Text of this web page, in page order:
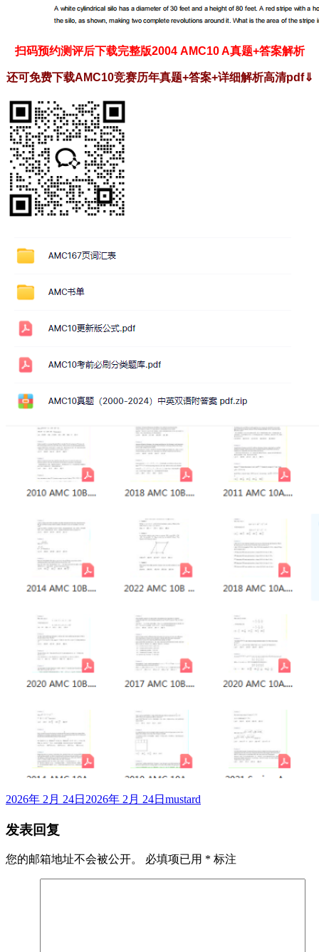
扫码预约测评后下载完整版2004 AMC10 A真题+答案解析
还可免费下载AMC10竞赛历年真题+答案+详细解析高清pdf⇓
发
于
2026年 2月 24日 2026年 2月 24日 作
mustard
发表回复
您的邮箱地址不会被公开。 必填项已用 * 标注